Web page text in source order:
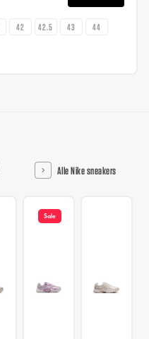
42 42.5 43
44
Alle Nike sneakers
Sale